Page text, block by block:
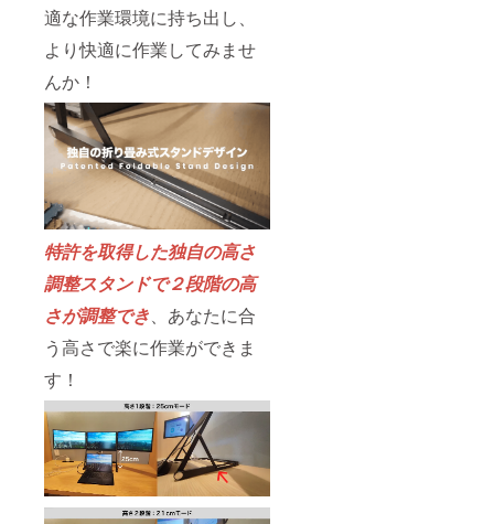
適な作業環境に持ち出し、
より快適に作業してみませ
んか！
特許を取得した独自の高さ
調整スタンドで２段階の高
さが調整でき、あなたに合
う高さで楽に作業ができま
す！